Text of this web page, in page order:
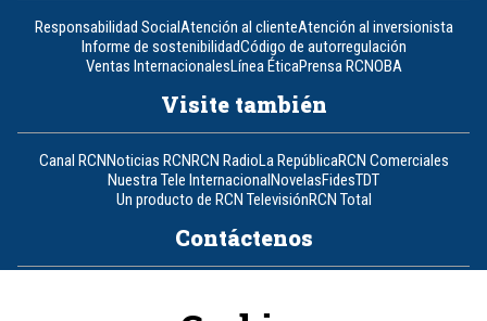
Responsabilidad SocialAtención al clienteAtención al inversionista
Informe de sostenibilidadCódigo de autorregulación
Ventas InternacionalesLínea ÉticaPrensa RCNOBA
Visite también
Canal RCNNoticias RCNRCN RadioLa RepúblicaRCN Comerciales
Nuestra Tele InternacionalNovelasFidesTDT
Un producto de RCN TelevisiónRCN Total
Contáctenos